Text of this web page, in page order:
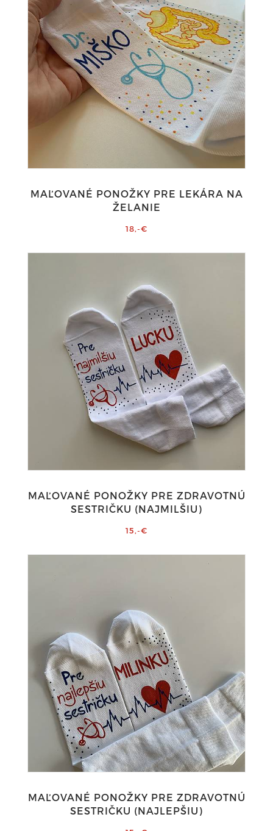
MAĽOVANÉ PONOŽKY PRE LEKÁRA NA
ŽELANIE
18,-€
MAĽOVANÉ PONOŽKY PRE ZDRAVOTNÚ
SESTRIČKU (NAJMILŠIU)
15,-€
MAĽOVANÉ PONOŽKY PRE ZDRAVOTNÚ
SESTRIČKU (NAJLEPŠIU)